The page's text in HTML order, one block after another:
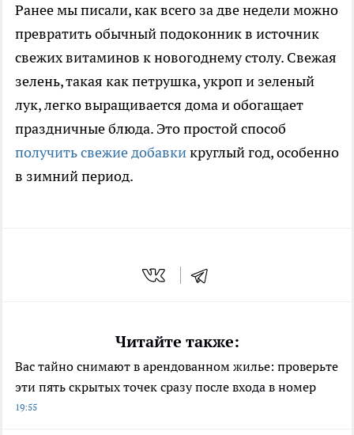
Ранее мы писали, как всего за две недели можно
превратить обычный подоконник в источник
свежих витаминов к новогоднему столу. Свежая
зелень, такая как петрушка, укроп и зеленый
лук, легко выращивается дома и обогащает
праздничные блюда. Это простой способ
получить свежие добавкикруглый год, особенно
в зимний период.
Читайте также:
Вас тайно снимают в арендованном жилье: проверьте
эти пять скрытых точек сразу после входа в номер
19:55